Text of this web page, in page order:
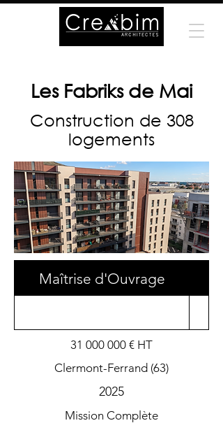
Les Fabriks de Mai
Construction de 308
logements
Maîtrise d'Ouvrage
31 000 000 € HT
Clermont-Ferrand (63)
2025
Mission Complète